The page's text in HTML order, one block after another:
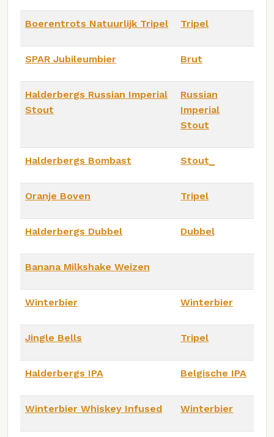
Boerentrots Natuurlijk Tripel Tripel
SPAR Jubileumbier Brut
Halderbergs Russian Imperial
Stout
Russian
Imperial
Stout
Halderbergs Bombast Stout_
Oranje Boven Tripel
Halderbergs Dubbel Dubbel
Banana Milkshake Weizen
Winterbier Winterbier
Jingle Bells Tripel
Halderbergs IPA Belgische IPA
Winterbier Whiskey Infused Winterbier